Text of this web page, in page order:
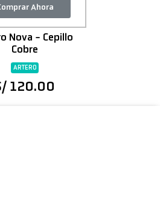
Ahora
Nova - Cepillo
Cobre
ARTERO
120.00